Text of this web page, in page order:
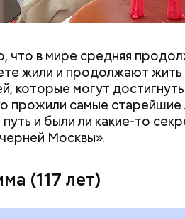
что в мире средняя
жили и продолжают
которые могут достигнуть
прожили самые
и были ли какие-то
Москвы».
(117 лет)
года в американском
Харви Освальда